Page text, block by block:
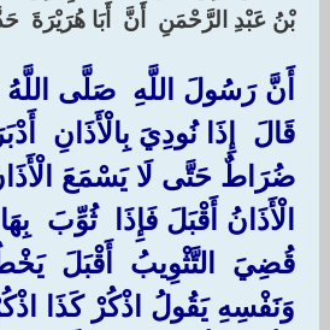
بْنُ عَبْدِ الرَّحْمَنِ ‏ ‏أَنَّ ‏ ‏أَبَا هُرَيْرَةَ
‏أَنَّ رَسُولَ اللَّهِ ‏ ‏صَلَّى اللَّهُ
‏قَالَ ‏ ‏إِذَا نُودِيَ بِالْأَذَانِ
ضُرَاطٌ حَتَّى لَا يَسْمَعَ
الْأَذَانُ أَقْبَلَ فَإِذَا ‏ ‏ثُوِّبَ ‏ ‏بِهَا
قُضِيَ ‏ ‏التَّثْوِيبُ ‏ ‏أَقْبَلَ
وَنَفْسِهِ يَقُولُ اذْكُرْ كَذَا